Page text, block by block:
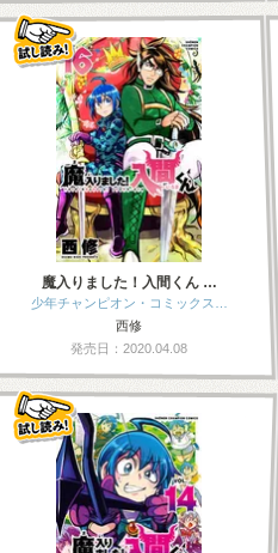
魔入りました！入間くん …
少年チャンピオン・コミックス…
西修
発売日：2020.04.08